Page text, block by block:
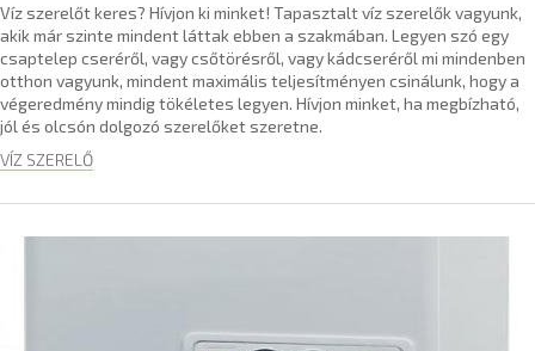
Víz szerelőt keres? Hívjon ki minket! Tapasztalt víz szerelők vagyunk,
akik már szinte mindent láttak ebben a szakmában. Legyen szó egy
csaptelep cseréről, vagy csőtörésről, vagy kádcseréről mi mindenben
otthon vagyunk, mindent maximális teljesítményen csinálunk, hogy a
végeredmény mindig tökéletes legyen. Hívjon minket, ha megbízható,
jól és olcsón dolgozó szerelőket szeretne.
VÍZ SZERELŐ